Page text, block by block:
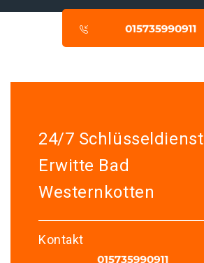
24/7 Schlüsseldienst
Erwitte Bad
Westernkotten
Kontakt